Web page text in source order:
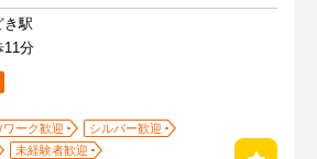
き駅
11分
ワーク歓迎
シルバー歓迎
未経験者歓迎